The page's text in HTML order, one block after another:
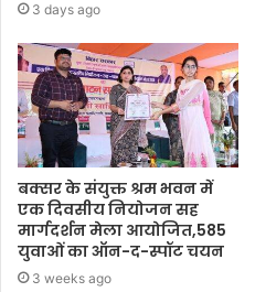
3 days ago
बक्सर के संयुक्त श्रम भवन में
एक दिवसीय नियोजन सह
मार्गदर्शन मेला आयोजित,585
युवाओं का ऑन-द-स्पॉट चयन
3 weeks ago